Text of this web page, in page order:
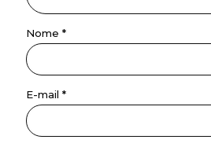
Nome *
E-mail *